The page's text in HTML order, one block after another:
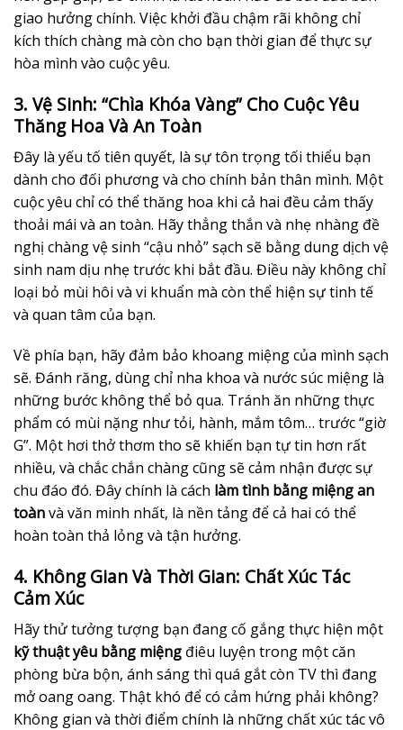
giao hưởng chính. Việc khởi đầu chậm rãi không chỉ
kích thích chàng mà còn cho bạn thời gian để thực sự
hòa mình vào cuộc yêu.
3. Vệ Sinh: “Chìa Khóa Vàng” Cho Cuộc Yêu
Thăng Hoa Và An Toàn
Đây là yếu tố tiên quyết, là sự tôn trọng tối thiểu bạn
dành cho đối phương và cho chính bản thân mình. Một
cuộc yêu chỉ có thể thăng hoa khi cả hai đều cảm thấy
thoải mái và an toàn. Hãy thẳng thắn và nhẹ nhàng đề
nghị chàng vệ sinh “cậu nhỏ” sạch sẽ bằng dung dịch vệ
sinh nam dịu nhẹ trước khi bắt đầu. Điều này không chỉ
loại bỏ mùi hôi và vi khuẩn mà còn thể hiện sự tinh tế
và quan tâm của bạn.
Về phía bạn, hãy đảm bảo khoang miệng của mình sạch
sẽ. Đánh răng, dùng chỉ nha khoa và nước súc miệng là
những bước không thể bỏ qua. Tránh ăn những thực
phẩm có mùi nặng như tỏi, hành, mắm tôm… trước “giờ
G”. Một hơi thở thơm tho sẽ khiến bạn tự tin hơn rất
nhiều, và chắc chắn chàng cũng sẽ cảm nhận được sự
chu đáo đó. Đây chính là cách làm tình bằng miệng an
toànvà văn minh nhất, là nền tảng để cả hai có thể
hoàn toàn thả lỏng và tận hưởng.
4. Không Gian Và Thời Gian: Chất Xúc Tác
Cảm Xúc
Hãy thử tưởng tượng bạn đang cố gắng thực hiện một
kỹ thuật yêu bằng miệng điêu luyện trong một căn
phòng bừa bộn, ánh sáng thì quá gắt còn TV thì đang
mở oang oang. Thật khó để có cảm hứng phải không?
Không gian và thời điểm chính là những chất xúc tác vô